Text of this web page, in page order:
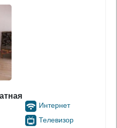
Интернет
Телевизор